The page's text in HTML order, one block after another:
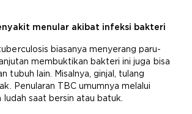
menular akibat infeksi bakteri
biasanya menyerang paru-
membuktikan bakteri ini juga bisa
tubuh lain. Misalnya, ginjal, tulang
Penularan TBC umumnya melalui
saat bersin atau batuk.